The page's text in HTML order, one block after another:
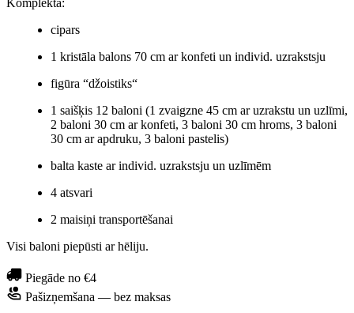
cipars
1 kristāla balons 70 cm ar konfeti un individ. uzrakstsju
figūra “džoistiks“
1 saišķis 12 baloni (1 zvaigzne 45 cm ar uzrakstu un uzlīmi,
2 baloni 30 cm ar konfeti, 3 baloni 30 cm hroms, 3 baloni
30 cm ar apdruku, 3 baloni pastelis)
balta kaste ar individ. uzrakstsju un uzlīmēm
4 atsvari
2 maisiņi transportēšanai
Visi baloni piepūsti ar hēliju.
Piegāde no €4
Pašizņemšana — bez maksas